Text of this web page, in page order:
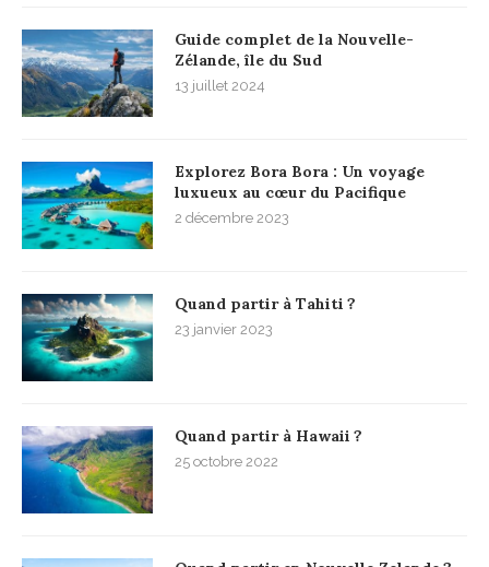
Guide complet de la Nouvelle-
Zélande, île du Sud
13 juillet 2024
Explorez Bora Bora : Un voyage
luxueux au cœur du Pacifique
2 décembre 2023
Quand partir à Tahiti ?
23 janvier 2023
Quand partir à Hawaii ?
25 octobre 2022